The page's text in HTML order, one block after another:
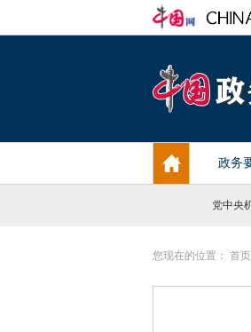
党中央
您现在的位置： 首页